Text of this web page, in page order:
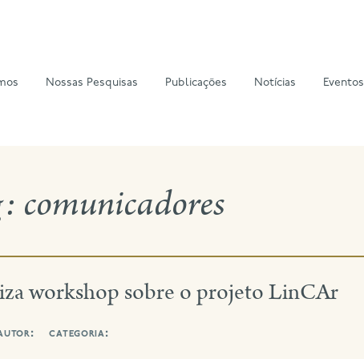
Nossas Pesquisas Publicações Notícias Eventos
comunicadores
workshop sobre o projeto LinCAr
categoria: